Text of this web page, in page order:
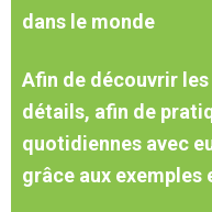
dans le monde
Afin de découvrir
détails, afin de
quotidiennes avec
grâce aux exemples